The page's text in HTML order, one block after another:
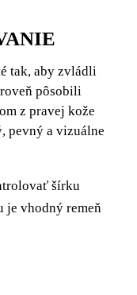
tak, aby zvládli
pôsobili
z pravej kože
pevný a vizuálne
šírku
je vhodný remeň